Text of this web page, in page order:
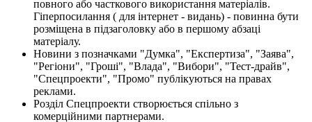
повного або часткового використання матеріалів.
Гіперпосилання ( для інтернет - видань) - повинна бути
розміщена в підзаголовку або в першому абзаці
матеріалу.
Новини з позначками "Думка", "Експертиза", "Заява",
"Регіони", "Гроші", "Влада", "Вибори", "Тест-драйв",
"Спецпроекти", "Промо" публікуються на правах
реклами.
Розділ Спецпроекти створюється спільно з
комерційними партнерами.